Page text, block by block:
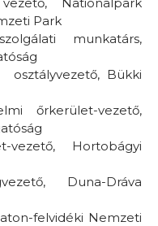
Park
munkatárs,
osztályvezető, Bükki
őrkerület-vezető,
vezető, Hortobágyi
Duna-Dráva
felvidéki Nemzeti